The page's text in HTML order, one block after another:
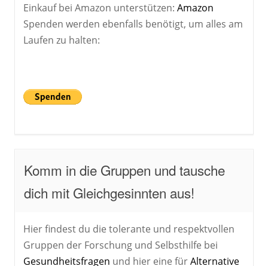
Einkauf bei Amazon unterstützen: Amazon
Spenden werden ebenfalls benötigt, um alles am
Laufen zu halten:
Komm in die Gruppen und tausche
dich mit Gleichgesinnten aus!
Hier findest du die tolerante und respektvollen
Gruppen der Forschung und Selbsthilfe bei
Gesundheitsfragen und hier eine fürAlternative